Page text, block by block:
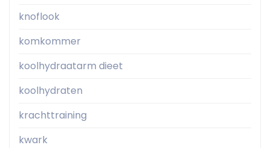
knoflook
komkommer
koolhydraatarm dieet
koolhydraten
krachttraining
kwark